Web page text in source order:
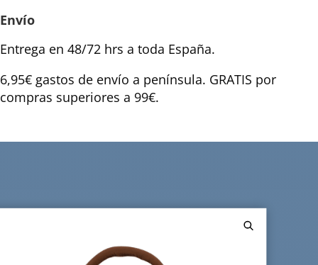
Envío
Entrega en 48/72 hrs a toda España.
6,95€ gastos de envío a península. GRATIS por
compras superiores a 99€.